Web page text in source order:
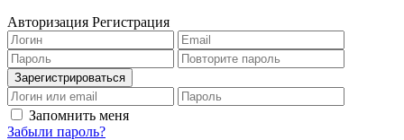
Авторизация Регистрация
Запомнить меня
Забыли пароль?